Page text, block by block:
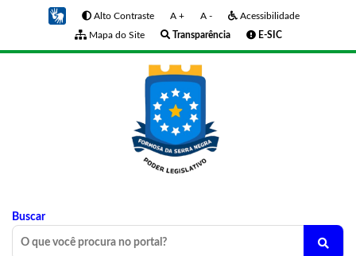
Alto Contraste A + A -
Acessibilidade
Mapa do Site
Transparência E-SIC
Buscar